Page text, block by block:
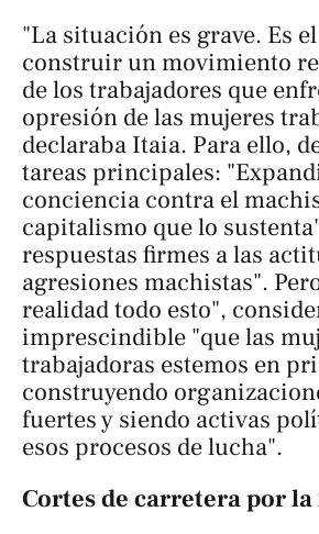
"La situación es grave. Es
construir un movimiento
de los trabajadores que
opresión de las mujeres
declaraba Itaia. Para ello,
tareas principales:
conciencia contra el
capitalismo que lo
respuestas firmes a las
agresiones machistas".
realidad todo esto",
imprescindible "que las
trabajadoras estemos en
construyendo
fuertes y siendo activas
esos procesos de lucha".
Cortes de carretera por